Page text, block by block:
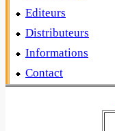
Editeurs
Distributeurs
Informations
Contact